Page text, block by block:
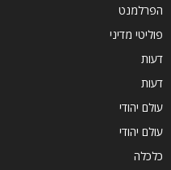
הפרלמנט
פוליטי מדיני
דעות
דעות
עולם יהודי
עולם יהודי
כלכלה